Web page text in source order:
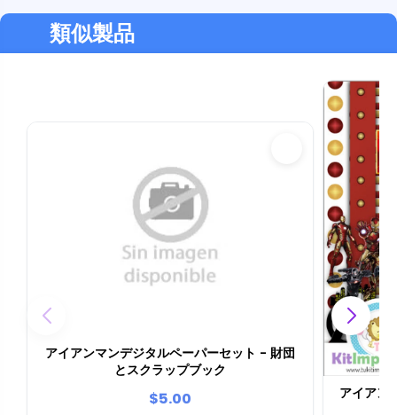
る支払い方法に対応しています。
類似製品
アイアンマンデジタルペーパーセット - 財団
とスクラップブック
$5.00 アイアン